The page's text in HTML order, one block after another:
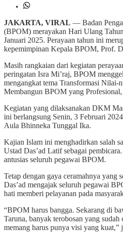
JAKARTA, VIRAL — Badan
(BPOM) merayakan Hari Ulang
Januari 2025. Perayaan tahun ini
kepemimpinan Kepala BPOM, Prof.
Masih rangkaian dari kegiatan
peringatan Isra Mi’raj, BPOM
mengangkat tema Transformasi Nilai-
Membangun BPOM yang
Kegiatan yang dilaksanakan DKM
ini berlangsung Senin, 3 Februari
Aula Bhinneka Tunggal Ika.
Kajian Islam ini menghadirkan salah
Ustad Das’ad Latif sebagai
antusias seluruh pegawai BPOM.
Tetap dengan gaya ceramahnya yang
Das’ad mengajak seluruh pegawai
hati memberi pelayanan pada
“BPOM harus bangga. Sekarang di
Taruna, banyak terobosan yang
memang harus punya visi yang kuat,”